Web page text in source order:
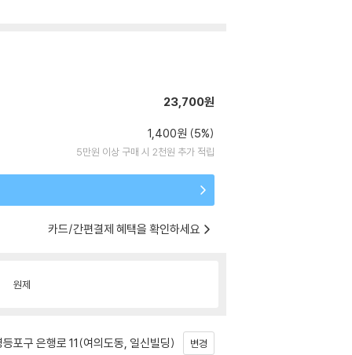
23,700원
1,400원 (5%)
5만원 이상 구매 시 2천원 추가 적립
카드/간편결제 혜택을 확인하세요
원제
포구 은행로 11(여의도동, 일신빌딩) 변경